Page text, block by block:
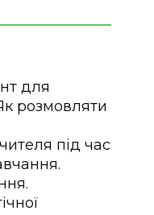
для
розмовляти
під час